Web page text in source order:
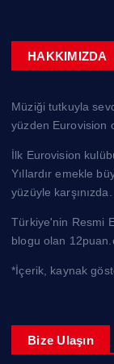
HAKKIMIZDA
Müziği tutkuyla
yüzden Eurovision
İlk Eurovision
Yıllardır emekle
yüzüyle karşınızda.
Türkiye'nin Resmi
blogu olan
*İçerik, kaynak
Bize Ulaşın